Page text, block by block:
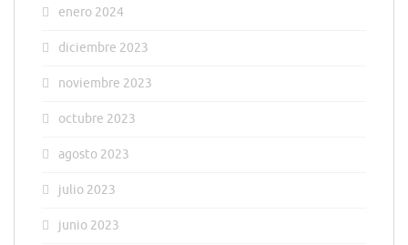
enero 2024
diciembre 2023
noviembre 2023
octubre 2023
agosto 2023
julio 2023
junio 2023